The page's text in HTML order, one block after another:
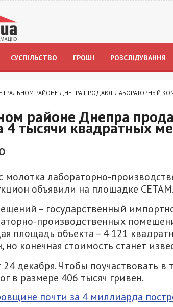
СУСПІЛЬСТВО ГРОШІ РОЗСЛІДУВАННЯ
РАЙОНЕ ДНЕПРА ПРОДАЮТ ЛАБОРАТОРНЫЙ
районе Днепра
4 тысячи квадратных
молотка лабораторно-
объявили на площадке СЕТАМ.
– государственный
производственных
площадь объекта – 4 121
но конечная стоимость станет
декабря. Чтобы поучаствовать в
в размере 406 тысяч гривен.
почти за 4 миллиарда